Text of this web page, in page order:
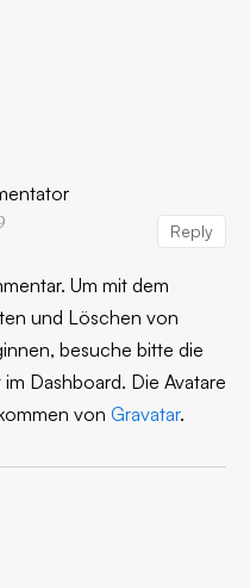
Um mit dem
und Löschen von
besuche bitte die
Dashboard. Die Avatare
von Gravatar.
Reply